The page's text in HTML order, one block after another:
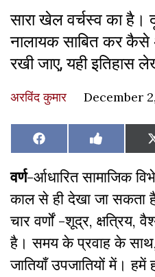
सारा खेल वर्चस्व का है।
नालायक साबित कर कैसे
रखी जाए, यही इतिहास
अरविंद कुमार December
Share
on
Facebook Share
on
Like
on
Facebook
वर्ण-र्आधारित सामाजिक
काल से ही देखा जा
चार वर्णों -शूद्र, क्षत्रिय,
है। समय के प्रवाह के
जातियाँ उपजातियों में। हमें